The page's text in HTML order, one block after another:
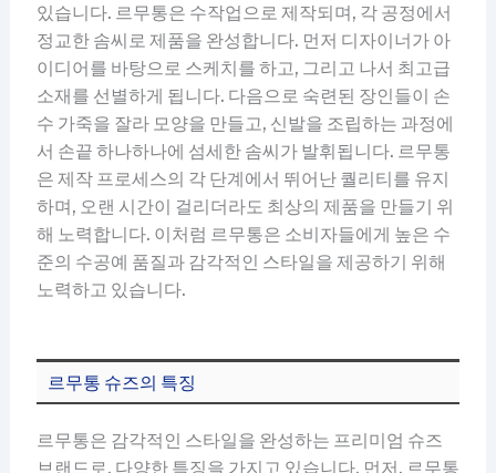
있습니다. 르무통은 수작업으로 제작되며, 각 공정에서
정교한 솜씨로 제품을 완성합니다. 먼저 디자이너가 아
이디어를 바탕으로 스케치를 하고, 그리고 나서 최고급
소재를 선별하게 됩니다. 다음으로 숙련된 장인들이 손
수 가죽을 잘라 모양을 만들고, 신발을 조립하는 과정에
서 손끝 하나하나에 섬세한 솜씨가 발휘됩니다. 르무통
은 제작 프로세스의 각 단계에서 뛰어난 퀄리티를 유지
하며, 오랜 시간이 걸리더라도 최상의 제품을 만들기 위
해 노력합니다. 이처럼 르무통은 소비자들에게 높은 수
준의 수공예 품질과 감각적인 스타일을 제공하기 위해
노력하고 있습니다.
르무통 슈즈의 특징
르무통은 감각적인 스타일을 완성하는 프리미엄 슈즈
브랜드로, 다양한 특징을 가지고 있습니다. 먼저, 르무통